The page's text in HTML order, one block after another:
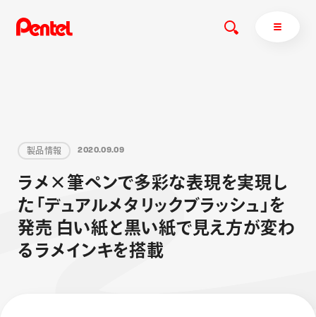
エナージェル サインペン オレンズ
ボールペン
ペン
マーカー
シャープペン
ぺんてるについて
ぺんてるについてトップ
メッセージ
製品情報 2020.09.09
ラ メ × 筆ペンで多彩な表現を実現 し
た 「 デュ アルメタ リックブラッシ ュ 」 を
発売 白い紙と黒い紙で 見え 方が変わ
る ラ メインキを搭載